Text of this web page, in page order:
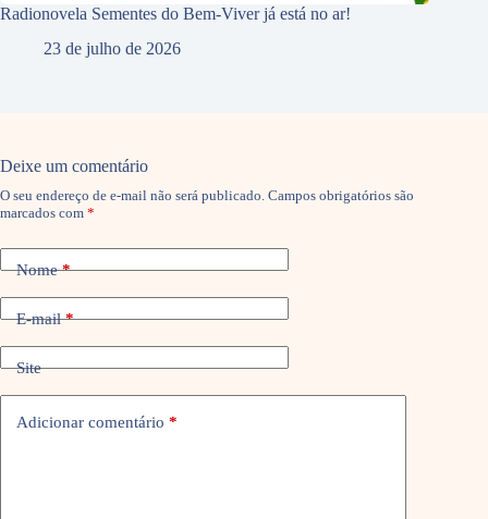
Radionovela Sementes do Bem-Viver já está no ar!
23 de julho de 2026
Deixe um comentário
O seu endereço de e-mail não será publicado. Campos obrigatórios são
marcados com *
Nome*
E-mail*
Site
Adicionar comentário *